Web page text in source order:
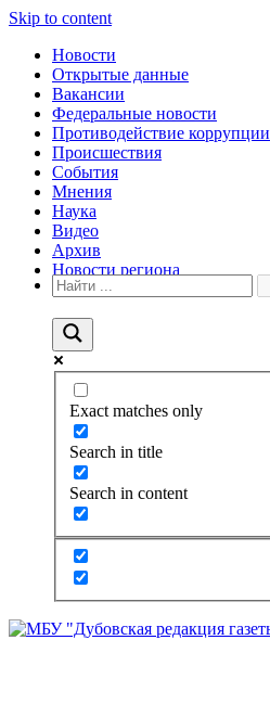
Skip to content
Новости
Открытые данные
Вакансии
Федеральные новости
Противодействие коррупции
Происшествия
События
Мнения
Наука
Видео
Архив
Новости региона
Exact matches only
Search in title
Search in content